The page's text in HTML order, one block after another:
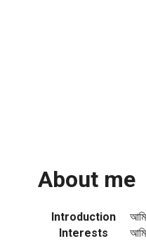
About me
Introduction
Interests